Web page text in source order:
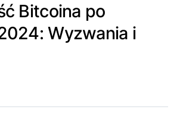
Bitcoina po
Wyzwania i